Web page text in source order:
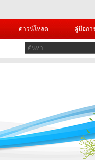
ดาวน์โหลด คู่มือกา